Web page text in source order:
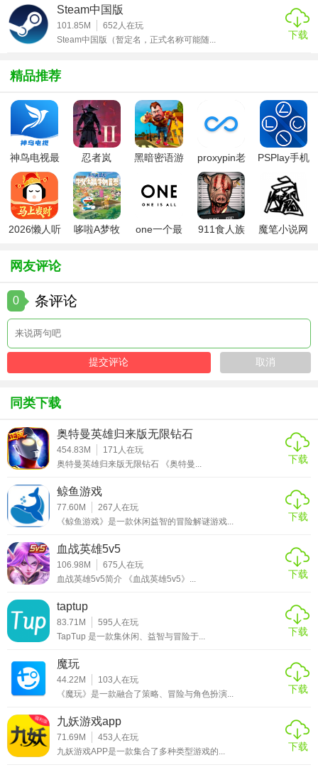
2、帮会首领可以开启福利，帮众消耗帮会贡献领取对应的福
利。
PK。
【游戏点评】
1、全新玩法跨服远征，各方霸主纷纷来袭，抢夺海上最强资
源，引爆夏日激情，快来成为世界霸主吧;
2、攻击、暴击、防御、生命、威望五大系统助你战力飞升，
成就、官职等系统玩转pk伤害;
3、全新系统神武搭配免费属性，不同属性需求不同搭配，无
Steam中国版
101.85M 652 人在玩
Steam中国版（暂定名，正式名称可能随...
下载
精品推荐
神鸟电视最
新版
忍者岚
2(NinjaArashi2)
黑暗密语游
proxypin老
版本
PSPlay手机
2026懒人听
哆啦A梦牧
one一个最
911食人族
魔笔小说网
网友评论
0 条评论
同类下载
奥特曼英雄归来版无限钻石
454.83M 171 人在玩
奥特曼英雄归来版无限钻石 《奥特曼...
下载
鲸鱼游戏
77.60M 267 人在玩
《鲸鱼游戏》是一款休闲益智的冒险解谜游戏...
下载
血战英雄5v5
106.98M 675 人在玩
血战英雄5v5简介 《血战英雄5v5》...
下载
taptup
83.71M 595 人在玩
TapTup 是一款集休闲、益智与冒险于...
下载
魔玩
44.22M 103 人在玩
《魔玩》是一款融合了策略、冒险与角色扮演...
下载
九妖游戏app
71.69M 453 人在玩
九妖游戏APP是一款集合了多种类型游戏的...
下载